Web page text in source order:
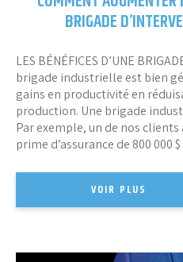
BRIGADE
LES BÉNÉFICES D’UNE
brigade industrielle est bien
gains en productivité en
production. Une brigade
Par exemple, un de nos clients
prime d’assurance de 800 000
VOIR PLUS